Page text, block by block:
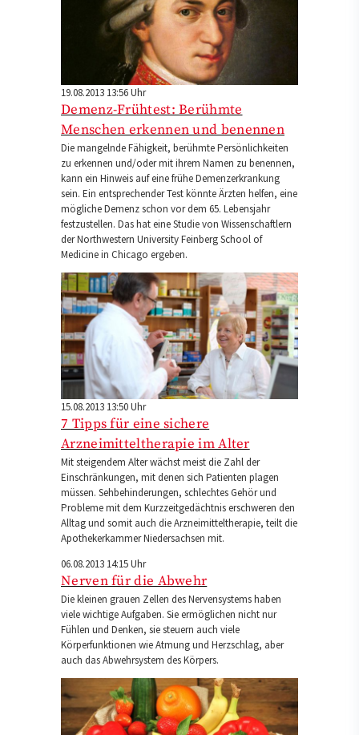
19.08.2013 13:56 Uhr
Demenz-Frühtest: Berühmte
Menschen erkennen und benennen
Die mangelnde Fähigkeit, berühmte Persönlichkeiten
zu erkennen und/oder mit ihrem Namen zu benennen,
kann ein Hinweis auf eine frühe Demenzerkrankung
sein. Ein entsprechender Test könnte Ärzten helfen, eine
mögliche Demenz schon vor dem 65. Lebensjahr
festzustellen. Das hat eine Studie von Wissenschaftlern
der Northwestern University Feinberg School of
Medicine in Chicago ergeben.
15.08.2013 13:50 Uhr
7 Tipps für eine sichere
Arzneimitteltherapie im Alter
Mit steigendem Alter wächst meist die Zahl der
Einschränkungen, mit denen sich Patienten plagen
müssen. Sehbehinderungen, schlechtes Gehör und
Probleme mit dem Kurzzeitgedächtnis erschweren den
Alltag und somit auch die Arzneimitteltherapie, teilt die
Apothekerkammer Niedersachsen mit.
06.08.2013 14:15 Uhr
Nerven für die Abwehr
Die kleinen grauen Zellen des Nervensystems haben
viele wichtige Aufgaben. Sie ermöglichen nicht nur
Fühlen und Denken, sie steuern auch viele
Körperfunktionen wie Atmung und Herzschlag, aber
auch das Abwehrsystem des Körpers.